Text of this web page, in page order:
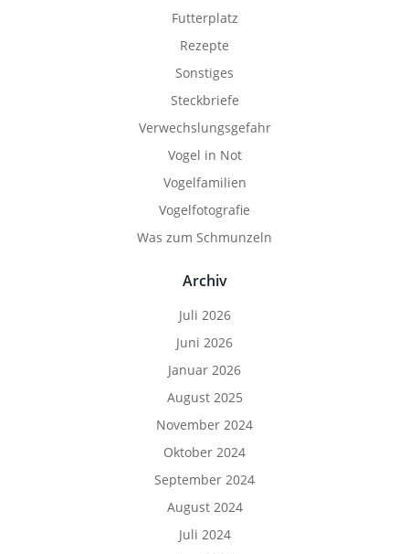
Futterplatz
Rezepte
Sonstiges
Steckbriefe
Verwechslungsgefahr
Vogel in Not
Vogelfamilien
Vogelfotografie
Was zum Schmunzeln
Archiv
Juli 2026
Juni 2026
Januar 2026
August 2025
November 2024
Oktober 2024
September 2024
August 2024
Juli 2024